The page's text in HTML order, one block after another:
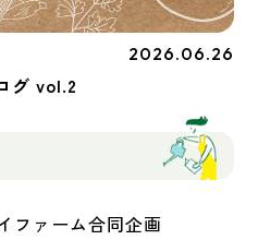
2026.06.26
グ vol.2
ファーム合同企画